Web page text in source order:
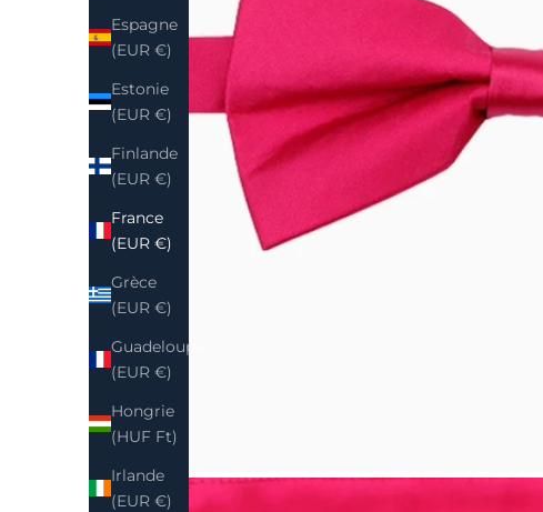
Espagne
(EUR €)
Estonie
(EUR €)
Finlande
(EUR €)
France
(EUR €)
Grèce
(EUR €)
Guadeloupe
(EUR €)
Hongrie
(HUF Ft)
Irlande
(EUR €)